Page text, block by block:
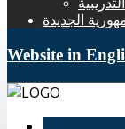
الجديدة
Website in